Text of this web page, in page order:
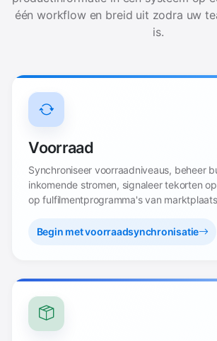
één workflow en breid uit zodra uw
is.
Voorraad
Synchroniseer voorraadniveaus, beheer
inkomende stromen, signaleer tekorten
op fulfilmentprogramma's van
Begin met voorraadsynchronisatie